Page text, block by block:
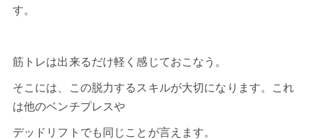
す。
筋トレは出来るだけ軽く感じておこなう。
そこには、この脱力するスキルが大切になります。これ
は他のベンチプレスや
デッドリフトでも同じことが言えます。